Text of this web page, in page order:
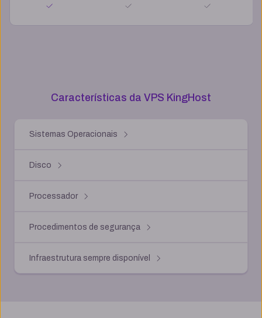
Características da VPS KingHost
Sistemas Operacionais
Disco
Processador
Procedimentos de segurança
Infraestrutura sempre disponível